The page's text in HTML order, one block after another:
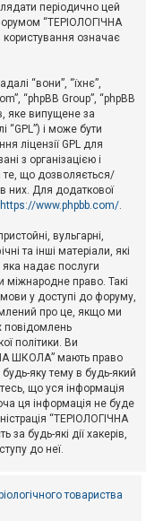
періодично цей
“ТЕРІОЛОГІЧНА
означає
“вони”, “їхнє”,
“phpBB Group”, “phpBB
яке випущене за
“GPL”) і може бути
ліцензії GPL для
з організацією і
те, що дозволяється/
них. Для додаткової
https://www.phpbb.com/.
вульгарні,
та інші матеріали, які
яка надає послуги
право. Такі
у доступі до форуму,
про це, якщо ми
повідомлень
політики. Ви
ШКОЛА” мають право
яку тему в будь-який
що уся інформація
ця інформація не буде
“ТЕРІОЛОГІЧНА
за будь-які дії хакерів,
до неї.
товариства